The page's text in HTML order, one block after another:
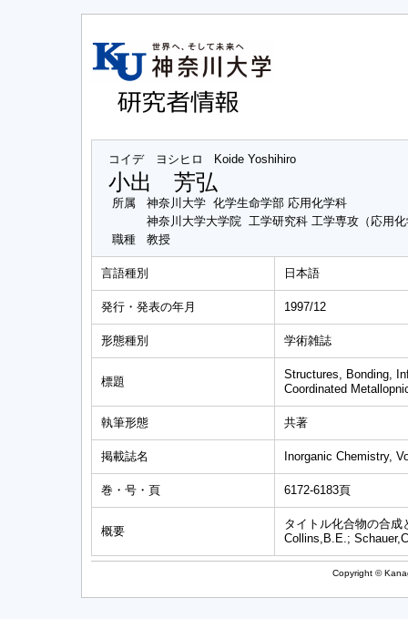
コイデ ヨシヒロ Koide Yoshihiro
小出 芳弘
所属
神奈川大学 化学生命学部 応用化学科
神奈川大学大学院 工学研究科 工学専攻（応用
職種
教授
言語種別 日本語
発行・発表の年月 1997/12
形態種別 学術雑誌
標題
Structures, Bonding,
Coordinated
執筆形態 共著
掲載誌名 Inorganic Chemistry,
巻・号・頁 6172-6183頁
概要
タイトル化合物の合成
Collins,B.E.;
Copyright ©